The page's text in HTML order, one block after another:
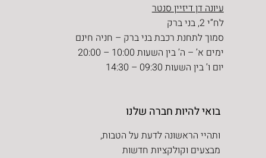
עיונה דן דיזיין סנטר
לח”י 2, בני ברק
סמוך לתחנת רכבת בני ברק – חניה חינם
ימים א’ – ה’ בין השעות 10:00 – 20:00
יום ו’ בין השעות 09:30 – 14:30
בואי להיות חברה שלנו
ותהיי הראשונה לדעת על הטבות,
מבצעים וקולקציות חדשות